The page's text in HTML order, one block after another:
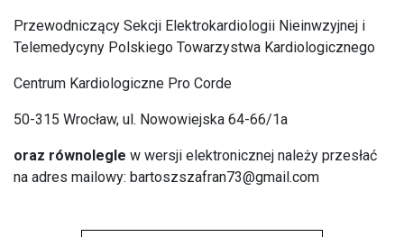
Przewodniczący Sekcji Elektrokardiologii Nieinwzyjnej i
Telemedycyny Polskiego Towarzystwa Kardiologicznego
Centrum Kardiologiczne Pro Corde
50-315 Wrocław, ul. Nowowiejska 64-66/1a
oraz równolegle w wersji elektronicznej należy przesłać
na adres mailowy: bartoszszafran73@gmail.com